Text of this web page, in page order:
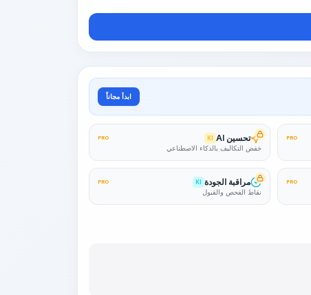
ابدأ مجاناً
PRO تحسين AI KI
PRO
خفض التكاليف بالذكاء الاصطناعي
PRO مراقبة الجودة KI
PRO
نقاط الفحص والقبول